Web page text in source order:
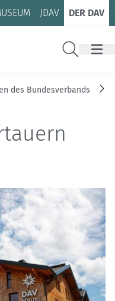
InhaltNavigation
JDAV DER DAV
des Bundesverbands